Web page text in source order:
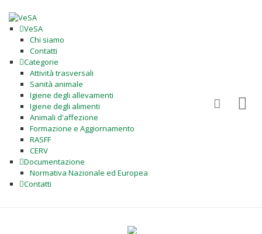
VeSA
Chi siamo
Contatti
Categorie
Attività trasversali
Sanità animale
Igiene degli allevamenti
Igiene degli alimenti
Animali d'affezione
Formazione e Aggiornamento
RASFF
CERV
Documentazione
Normativa Nazionale ed Europea
Contatti